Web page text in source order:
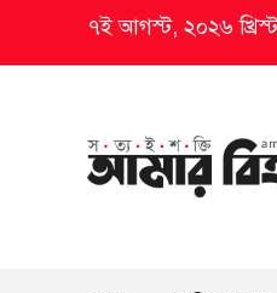
৭ই আগস্ট, ২০২৬